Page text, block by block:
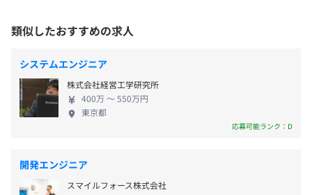
プロジェクトごとに選択
〈東京本社〉
「湯島駅」徒歩2分
◎JR・地下鉄、複数路線が使える便利な立地！
◎湯島天神に隣接しています！
・特別休暇
・通勤手当（全額支給）
供します。頻繁な法制度改正にも柔軟にする汎用性の
高いシステムの構築・運用を可能にしています。
〈開発事例〉 人事システム／給与システム／社会保
険システム／税務システム／福利厚生システム ②産
業ソリューション事業部 〜民間企業の多種多様なニ
ーズにタイムリーに対応するシステムの構築〜 民間
企業を中心に、多種多様なお客さまに対応するた
ソリューションを提供しています。ERPパッケージ
（SAP）の導入支援やRPAなどの新技術を活用し、業
務効率化・信頼性・可用性・保守性を高めること
類似したおすすめの求人
システムエンジニア
株式会社経営工学研究所
400万 〜 550万円
東京都
応募可能ランク：D
開発エンジニア
スマイルフォース株式会社